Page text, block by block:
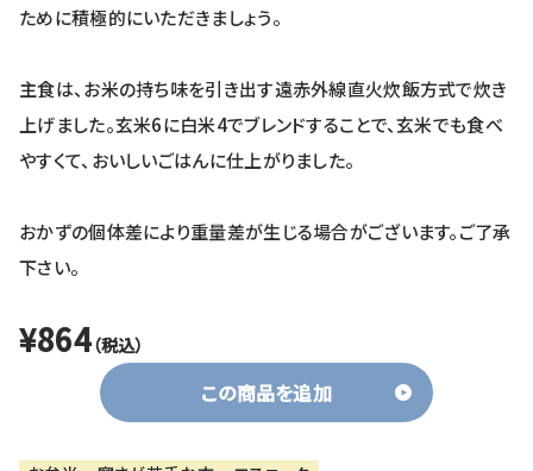
ために積極的にいただきましょう。
主食は、お米の持ち味を引き出す遠赤外線直火炊飯方式で炊き
上げました。玄米6に白米4でブレンドすることで、玄米でも食べ
やすくて、おいしいごはんに仕上がりました。
おかずの個体差により重量差が生じる場合がございます。ご了承
下さい。
¥864（税込）
この商品を追加